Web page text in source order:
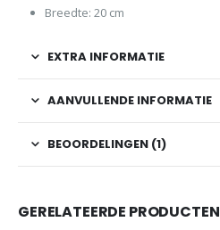
Breedte: 20 cm
EXTRA INFORMATIE
AANVULLENDE INFORMATIE
BEOORDELINGEN (1)
GERELATEERDE PRODUCTEN